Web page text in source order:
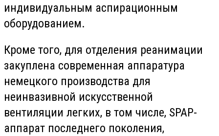
индивидуальным аспирационным
оборудованием.
Кроме того, для отделения реанимации
закуплена современная аппаратура
немецкого производства для
неинвазивной искусственной
вентиляции легких, в том числе, SPAP-
аппарат последнего поколения,